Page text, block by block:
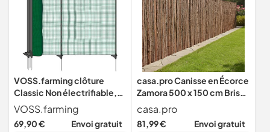
VOSS.farming clôture
Classic Non électrifiable,
25 m x 90 cm, 15 piquets, 1
Pointe Filet pour Animaux,
clôture Mobile de Jardin et
VOSS.farming
69,90 € Envoi gratuit
casa.pro Canisse en Écorce
Zamora 500 x 150 cm Brise-
casa.pro
81,99 € Envoi gratuit